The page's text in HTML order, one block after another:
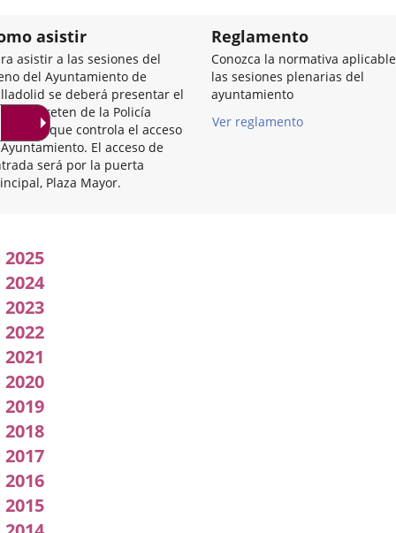
asistir
asistir a las sesiones del
del Ayuntamiento de
se deberá presentar el
en el reten de la Policía
que controla el acceso
El acceso de
será por la puerta
Plaza Mayor.
Reglamento
Conozca la normativa
las sesiones plenarias del
ayuntamiento
Ver reglamento
2025
2024
2023
2022
2021
2020
2019
2018
2017
2016
2015